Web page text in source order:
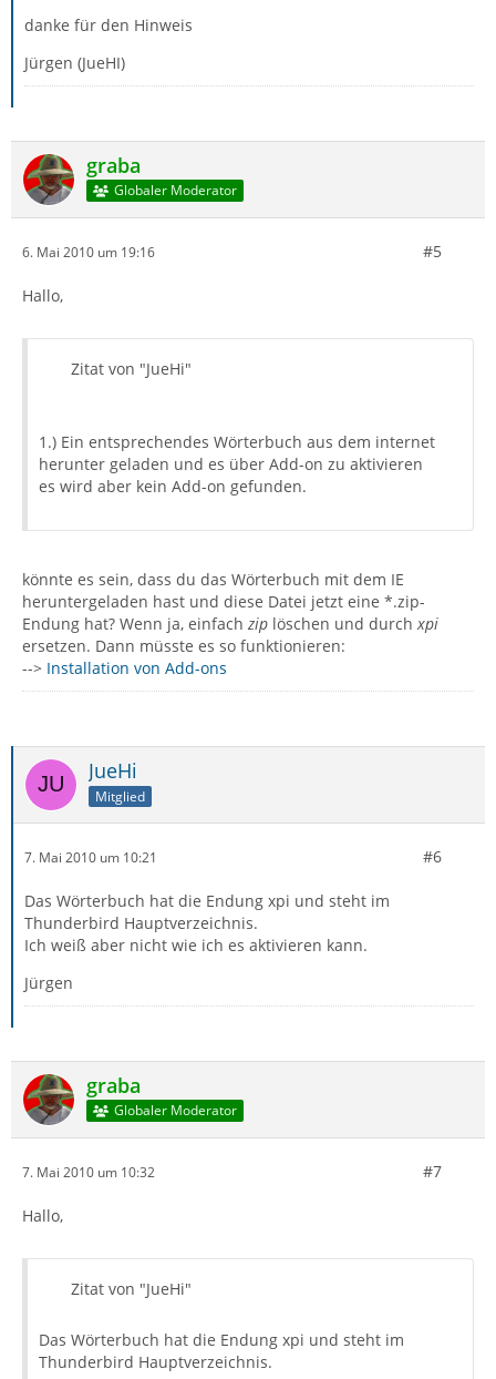
danke für den Hinweis
Jürgen (JueHI)
graba
Globaler Moderator
6. Mai 2010 um 19:16 #5
Hallo,
Zitat von "JueHi"
1.) Ein entsprechendes Wörterbuch aus dem internet
herunter geladen und es über Add-on zu aktivieren
es wird aber kein Add-on gefunden.
könnte es sein, dass du das Wörterbuch mit dem IE
heruntergeladen hast und diese Datei jetzt eine *.zip-
Endung hat? Wenn ja, einfach zip löschen und durchxpi
ersetzen. Dann müsste es so funktionieren:
--> Installation von Add-ons
JueHi
Mitglied
7. Mai 2010 um 10:21 #6
Das Wörterbuch hat die Endung xpi und steht im
Thunderbird Hauptverzeichnis.
Ich weiß aber nicht wie ich es aktivieren kann.
Jürgen
graba
Globaler Moderator
7. Mai 2010 um 10:32 #7
Hallo,
Zitat von "JueHi"
Das Wörterbuch hat die Endung xpi und steht im
Thunderbird Hauptverzeichnis.